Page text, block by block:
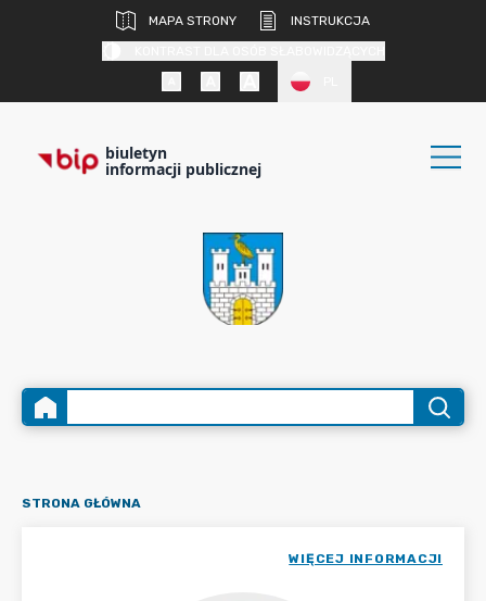
MAPA STRONY
INSTRUKCJA
biuletyn
informacji publicznej
STRONA GŁÓWNA
WIĘCEJ INFORMACJI